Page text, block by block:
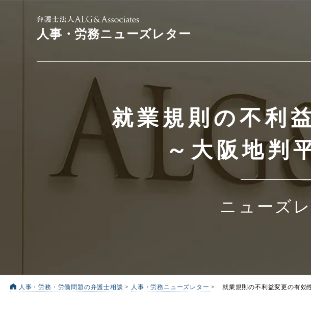
人事・労務ニューズレター
就業規則の不利
～大阪地判
ニューズ
人事・労務・労働問題の弁護士相談 > 人事・労務ニューズレター > 就業規則の不利益変更の有効